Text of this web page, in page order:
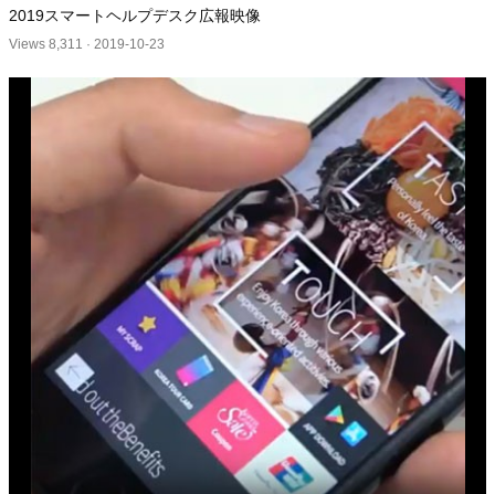
2019スマートヘルプデスク広報映像
Views 8,311 · 2019-10-23